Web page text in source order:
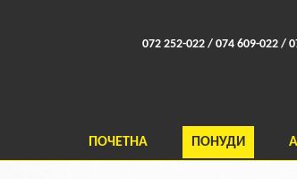
072 252-022 / 074 609-022 /
ПОЧЕТНА ПОНУДИ